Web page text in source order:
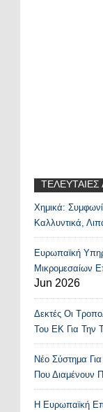
ΤΕΛΕΥΤΑΙΕΣ
Χημικά:
Καλλυντικά,
Ευρωπαϊκή
Μικρομεσαίων
Jun 2026
Δεκτές Οι
Του ΕΚ Για Την
Νέο Σύστημα
Που Διαμένουν
Η Ευρωπαϊκή